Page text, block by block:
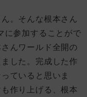
。そんな根本さん
に参加することがで
んワールド全開の
した。完成した作
ていると思いま
作り上げる、根本